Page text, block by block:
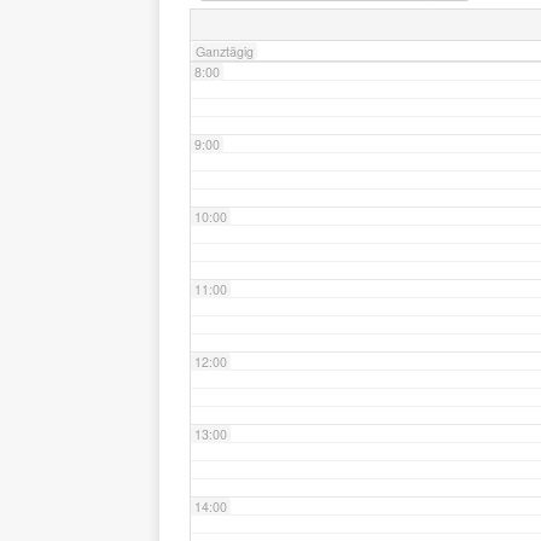
Ganztägig
8:00
9:00
10:00
11:00
12:00
13:00
14:00